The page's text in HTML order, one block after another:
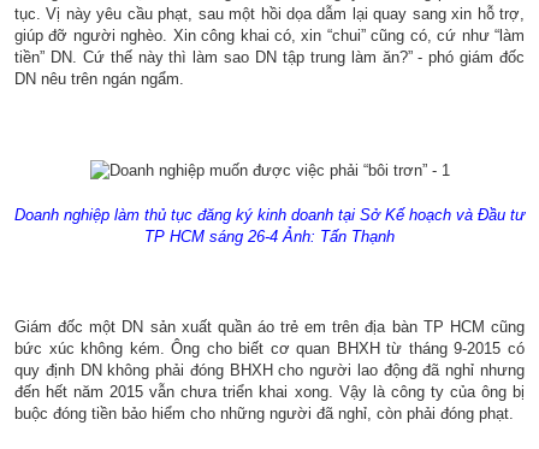
tục. Vị này yêu cầu phạt, sau một hồi dọa dẫm lại quay sang xin hỗ trợ,
giúp đỡ người nghèo. Xin công khai có, xin “chui” cũng có, cứ như “làm
tiền” DN. Cứ thế này thì làm sao DN tập trung làm ăn?” - phó giám đốc
DN nêu trên ngán ngẩm.
Doanh nghiệp làm thủ tục đăng ký kinh doanh tại Sở Kế hoạch và Đầu tư
TP HCM sáng 26-4 Ảnh: Tấn Thạnh
Giám đốc một DN sản xuất quần áo trẻ em trên địa bàn TP HCM cũng
bức xúc không kém. Ông cho biết cơ quan BHXH từ tháng 9-2015 có
quy định DN không phải đóng BHXH cho người lao động đã nghỉ nhưng
đến hết năm 2015 vẫn chưa triển khai xong. Vậy là công ty của ông bị
buộc đóng tiền bảo hiểm cho những người đã nghỉ, còn phải đóng phạt.